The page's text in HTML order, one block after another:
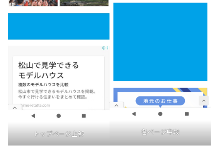
トップページ上部 各ページ中段